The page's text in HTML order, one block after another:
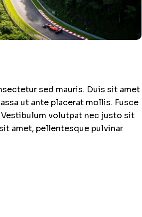
sed mauris. Duis sit amet
ut ante placerat mollis. Fusce
volutpat nec justo sit
amet, pellentesque pulvinar